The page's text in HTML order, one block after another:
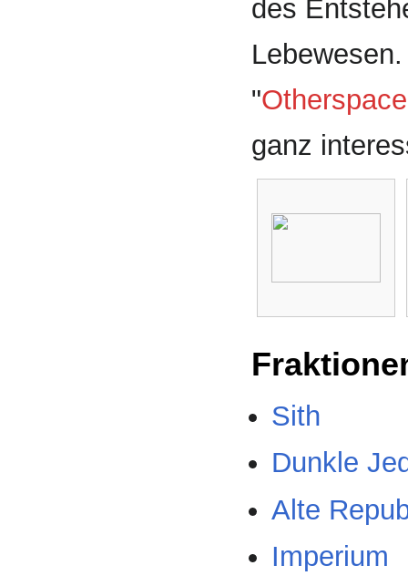
des
"Otherspace
ganz
Sith
Dunkle
Alte
Imperium